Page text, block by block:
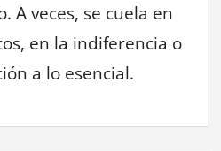
A veces, se cuela en
en la indiferencia o
a lo esencial.